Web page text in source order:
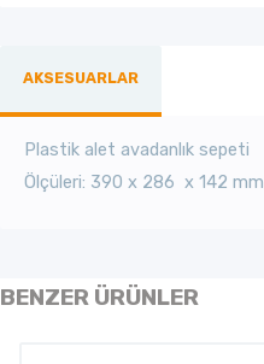
AKSESUARLAR
Plastik alet avadanlık sepeti
Ölçüleri: 390 x 286 x 142 mm
BENZER ÜRÜNLER